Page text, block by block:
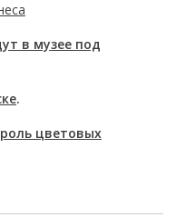
в музее под
.
цветовых